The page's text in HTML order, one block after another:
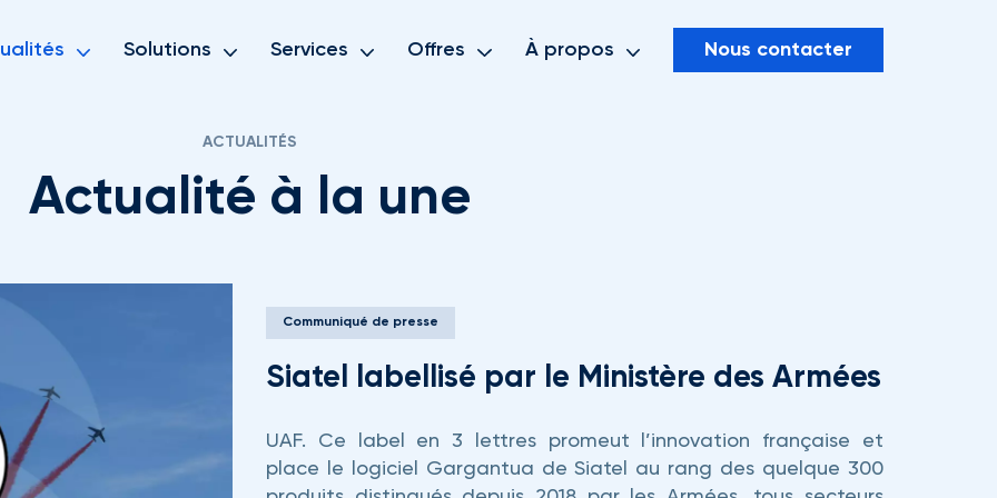
Solutions Services Offres À propos Nous contacter
ACTUALITÉS
Actualité à la une
Communiqué de presse
Siatel labellisé par le Ministère des Armées
UAF. Ce label en 3 lettres promeut l’innovation française et
place le logiciel Gargantua de Siatel au rang des quelque 300